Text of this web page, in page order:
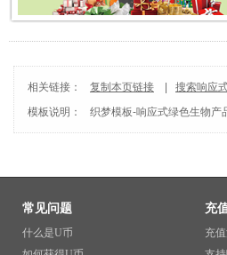
相关链接： 复制本页链接
搜索响应
模板说明：
织梦模板-响应式绿色生物产
常见问题
什么是U币
充
充